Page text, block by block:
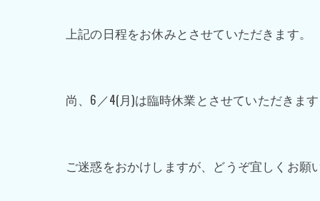
上記の日程をお休みとさせていただきます。
尚、6／4(月)は臨時休業とさせていただきます
ご迷惑をおかけしますが、どうぞ宜しくお願